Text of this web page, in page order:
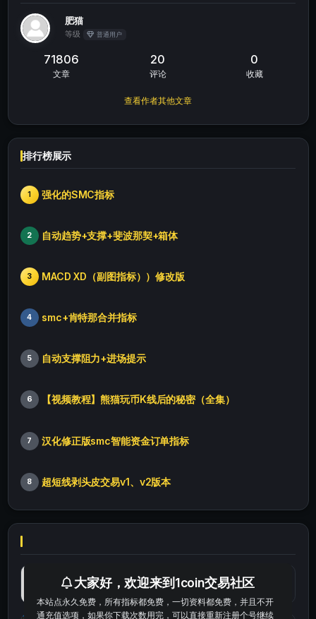
肥猫
等级 普通用户
71806
文章
20
评论
0
收藏
查看作者其他文章
排行榜展示
1 强化的SMC指标
2 自动趋势+支撑+斐波那契+箱体
3 MACD XD（副图指标））修改版
4 smc+肯特那合并指标
5 自动支撑阻力+进场提示
6 【视频教程】熊猫玩币K线后的秘密（全集）
7 汉化修正版smc智能资金订单指标
8 超短线剥头皮交易v1、v2版本
最便宜最实惠的科学上网工具
大家好，欢迎来到1coin交易社区
本站点永久免费，所有指标都免费，一切资料都免费，并且不开
通充值选项，如果你下载次数用完，可以直接重新注册个号继续